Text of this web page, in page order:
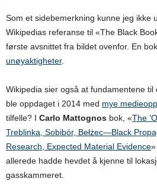
Som et sidebemerkning kunne jeg ikke
Wikipedias referanse til «The Black
første avsnittet fra bildet ovenfor. En
unøyaktigheter.
Wikipedia sier også at fundamentene
ble oppdaget i 2014 med mye
tilfelle? I Carlo Mattognos bok, «The
Treblinka, Sobibór, Bełżec—Black
Research, Expected Material Evidence
allerede hadde hevdet å kjenne til
gasskammeret.